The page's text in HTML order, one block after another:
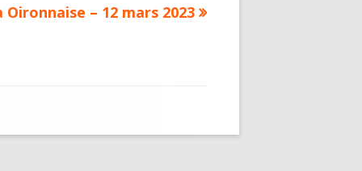
Oironnaise – 12 mars 2023